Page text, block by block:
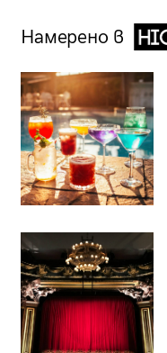
Намерено в